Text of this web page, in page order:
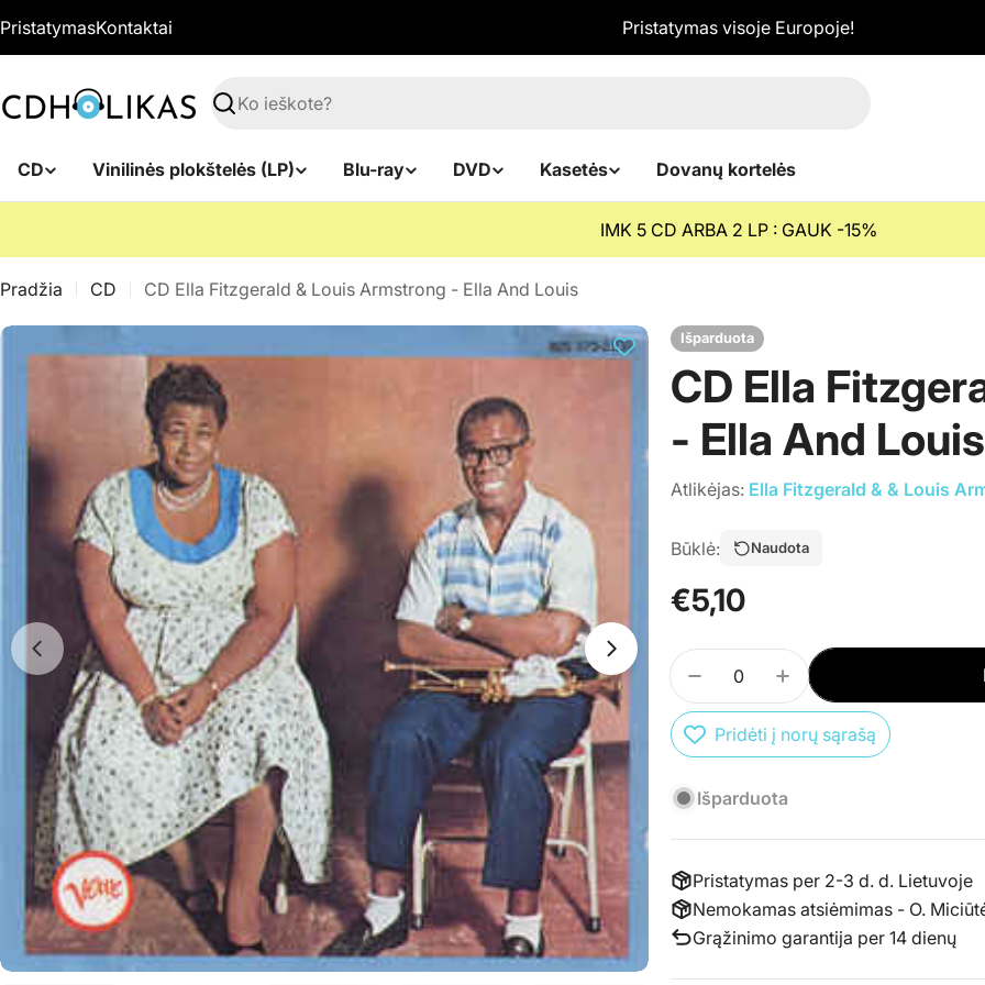
prie
PristatymasKontaktai Pristatymas visoje Europoje!
Paieška
CD Vinilinės plokštelės (LP) Blu-ray DVD Kasetės Dovanų kortelės
IMK 5 CD ARBA 2 LP : GAUK -15%
Pradžia CD CD Ella Fitzgerald & Louis Armstrong - Ella And Louis
Atidaryti mediją 0 atskirame lange
Atidaryti mediją 1 atskirame lange
Išparduota
CD Ella
- Ella And Louis
Atlikėjas: Ella Fitzgerald & & Louis
Būklė: Naudota
Įprasta
kaina
€5,10
Kiekis
SUMAŽINTI PREKĖS CD
PADIDINTI PREKĖS
Pridėti į norų sąrašą
Išparduota
Pristatymas per 2-3 d. d. Lietuvoje
Nemokamas atsiėmimas - O.
Grąžinimo garantija per 14 dienų